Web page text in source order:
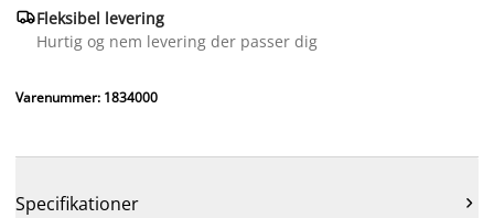
Fleksibel levering
Hurtig og nem levering der passer dig
Varenummer: 1834000
Specifikationer 